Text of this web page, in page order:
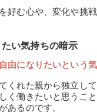
好む心や、変化や挑
い気持ちの暗示
自由になりたいという
くれた親から独立し
く働きたいと思うこ
あるのです。